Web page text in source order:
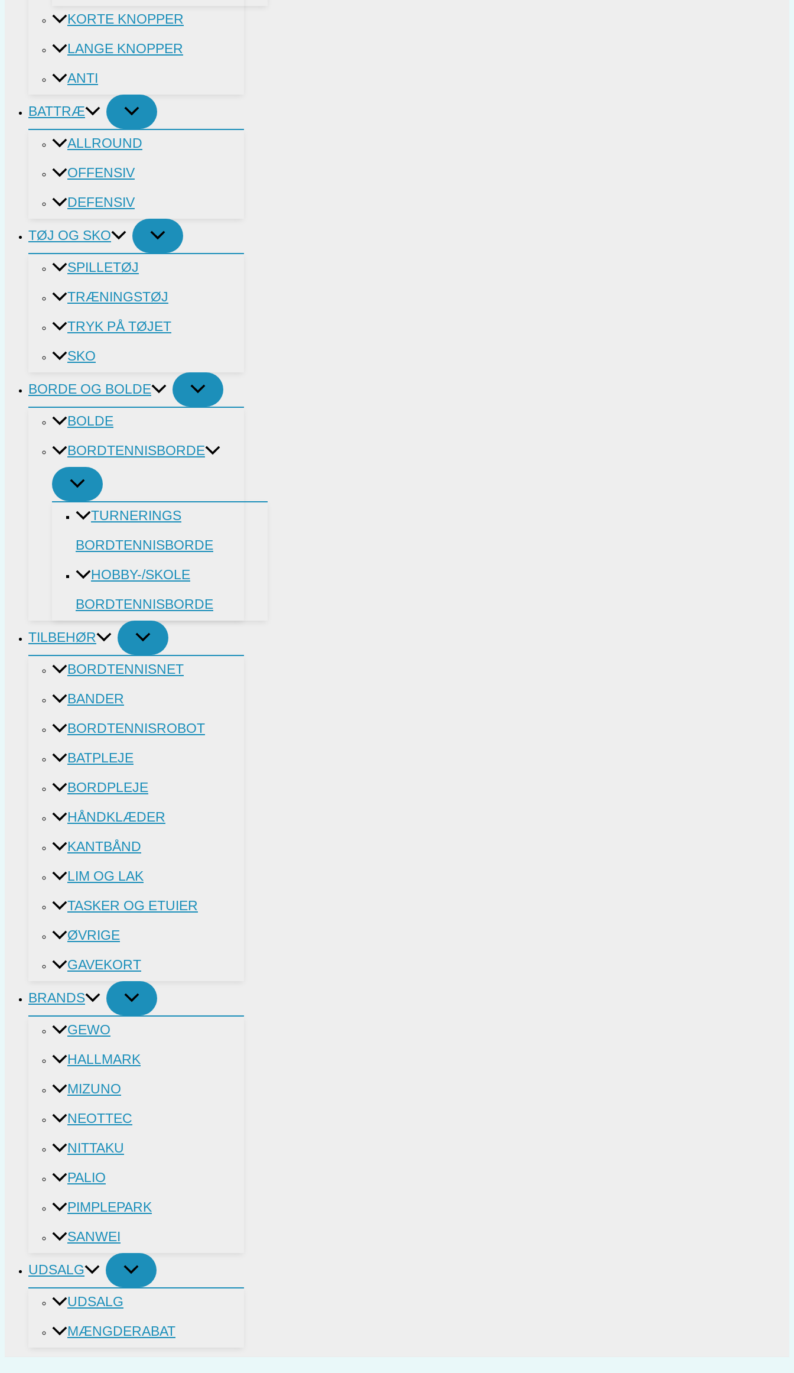
KORTE KNOPPER
LANGE KNOPPER
ANTI
BATTRÆ
ALLROUND
OFFENSIV
DEFENSIV
TØJ OG SKO
SPILLETØJ
TRÆNINGSTØJ
TRYK PÅ TØJET
SKO
BORDE OG BOLDE
BOLDE
BORDTENNISBORDE
TURNERINGS
BORDTENNISBORDE
HOBBY-/SKOLE
BORDTENNISBORDE
TILBEHØR
BORDTENNISNET
BANDER
BORDTENNISROBOT
BATPLEJE
BORDPLEJE
HÅNDKLÆDER
KANTBÅND
LIM OG LAK
TASKER OG ETUIER
ØVRIGE
GAVEKORT
BRANDS
GEWO
HALLMARK
MIZUNO
NEOTTEC
NITTAKU
PALIO
PIMPLEPARK
SANWEI
UDSALG
UDSALG
MÆNGDERABAT